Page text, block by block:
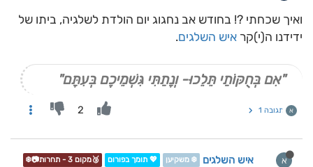
ואיך שכחתי ?! בחודש אב נחגוג יום הולדת לשלגיה, ביתו של
ידידנו ה(י)קר איש השלגים.
"אִם בְּחֻקּוֹתַי תֵּלֵכוּ- וְנָתַתִּי גִּשְׁמֵיכֶם בְּעִתָּם"
א תגובה 1 2
א איש השלגים ❄️ משקיען 💖 תומך בפורום 🥉מקום 3 - תחרות📷❄️